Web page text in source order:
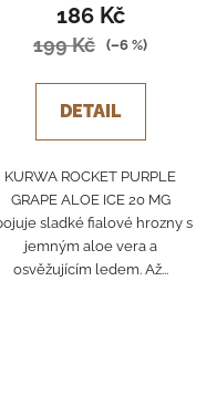
186 Kč
199 Kč (–6 %)
DETAIL
KURWA ROCKET PURPLE
GRAPE ALOE ICE 20 MG
sladké fialové hrozny s
jemným aloe vera a
osvěžujícím ledem. Až...